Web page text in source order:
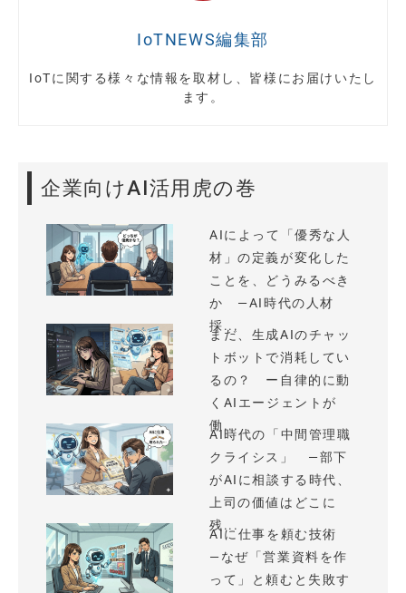
IoTNEWS編集部
IoTに関する様々な情報を取材し、皆様にお届けいたし
ます。
企業向けAI活用虎の巻
AIによって「優秀な人
材」の定義が変化した
ことを、どうみるべき
か —AI時代の人材
採...
まだ、生成AIのチャッ
トボットで消耗してい
るの？ ー自律的に動
くAIエージェントが
働...
AI時代の「中間管理職
クライシス」 —部下
がAIに相談する時代、
上司の価値はどこに
残...
AIに仕事を頼む技術
—なぜ「営業資料を作
って」と頼むと失敗す